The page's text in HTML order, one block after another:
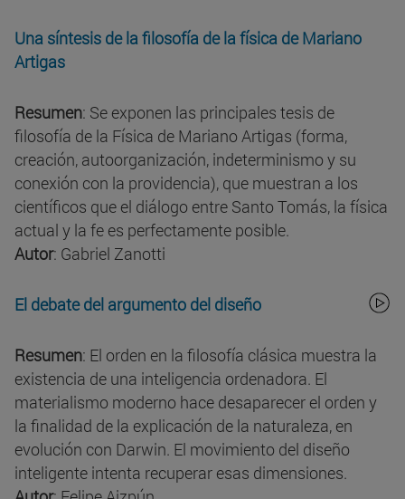
Una síntesis de la filosofía de la física de Mariano
Artigas
Resumen: Se exponen las principales tesis de
filosofía de la Física de Mariano Artigas (forma,
creación, autoorganización, indeterminismo y su
conexión con la providencia), que muestran a los
científicos que el diálogo entre Santo Tomás, la física
actual y la fe es perfectamente posible.
Autor: Gabriel Zanotti
El debate del argumento del diseño
Resumen: El orden en la filosofía clásica muestra la
existencia de una inteligencia ordenadora. El
materialismo moderno hace desaparecer el orden y
la finalidad de la explicación de la naturaleza, en
evolución con Darwin. El movimiento del diseño
inteligente intenta recuperar esas dimensiones.